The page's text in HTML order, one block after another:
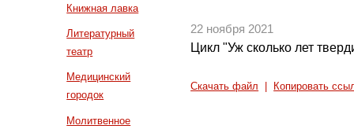
Книжная лавка
Литературный
театр
Медицинский
городок
Молитвенное
22 ноября 2021
Цикл "Уж сколько лет
Скачать файл Копировать